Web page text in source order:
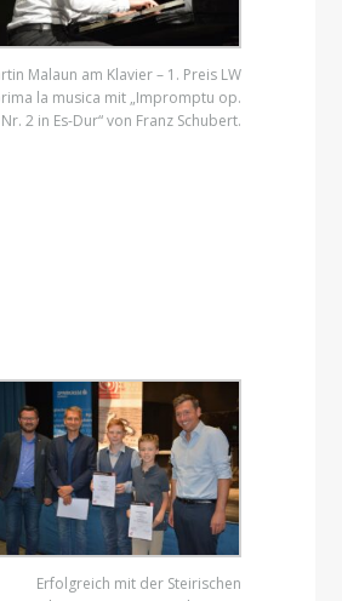
Malaun am Klavier – 1. Preis LW
la musica mit „Impromptu op.
2 in Es-Dur“ von Franz Schubert.
Erfolgreich mit der Steirischen